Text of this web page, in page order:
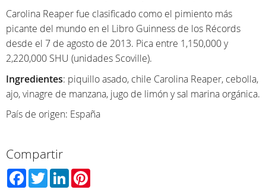
Carolina Reaper fue clasificado como el pimiento más
picante del mundo en el Libro Guinness de los Récords
desde el 7 de agosto de 2013. Pica entre 1,150,000 y
2,220,000 SHU (unidades Scoville).
Ingredientes: piquillo asado, chile Carolina Reaper, cebolla,
ajo, vinagre de manzana, jugo de limón y sal marina orgánica.
País de origen: España
Compartir
Facebook
TwitterLinkedIn